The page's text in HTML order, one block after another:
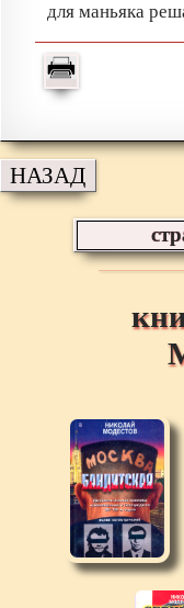
для маньяка
НАЗАД